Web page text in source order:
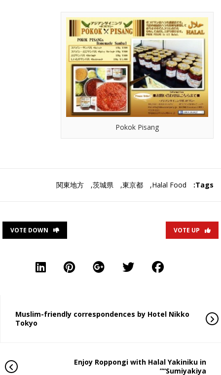
Pokok Pisang
Tags:
Halal Food
,
東京都
,
茨城県
,
関東地方
VOTE UP
VOTE DOWN
Muslim-friendly correspondences by Hotel Nikko
Tokyo
Enjoy Roppongi with Halal Yakiniku in
“Sumiyakiya”